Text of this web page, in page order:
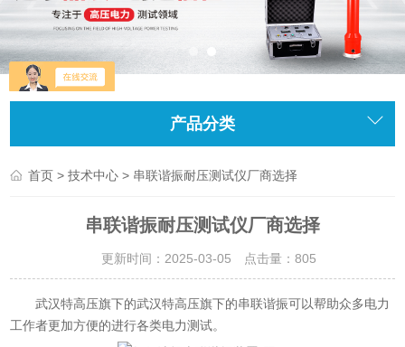
产品分类
首页 >技术中心 > 串联谐振耐压测试仪厂商选择
串联谐振耐压测试仪厂商选择
更新时间：2025-03-05 点击量： 805
武汉特高压旗下的武汉特高压旗下的串联谐振可以帮助众多电力
工作者更加方便的进行各类电力测试。